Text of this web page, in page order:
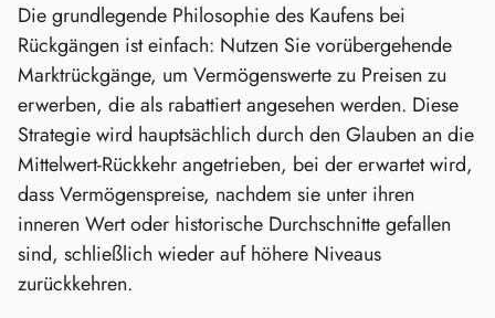
Die grundlegende Philosophie des Kaufens bei
Rückgängen ist einfach: Nutzen Sie vorübergehende
Marktrückgänge, um Vermögenswerte zu Preisen zu
erwerben, die als rabattiert angesehen werden. Diese
Strategie wird hauptsächlich durch den Glauben an die
Mittelwert-Rückkehr angetrieben, bei der erwartet wird,
dass Vermögenspreise, nachdem sie unter ihren
inneren Wert oder historische Durchschnitte gefallen
sind, schließlich wieder auf höhere Niveaus
zurückkehren.